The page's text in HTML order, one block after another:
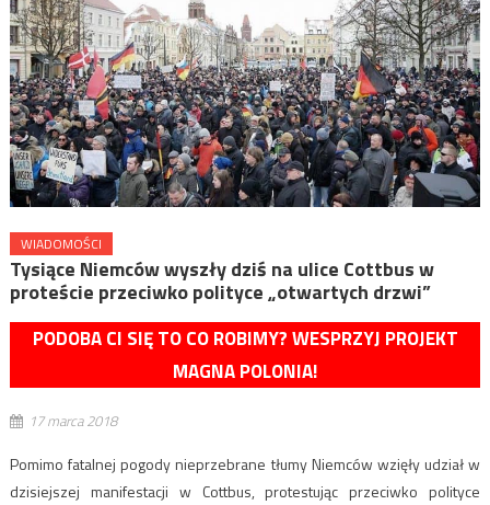
WIADOMOŚCI
Tysiące Niemców wyszły dziś na ulice Cottbus w
proteście przeciwko polityce „otwartych drzwi”
PODOBA CI SIĘ TO CO ROBIMY? WESPRZYJ PROJEKT
MAGNA POLONIA!
17 marca 2018
Pomimo fatalnej pogody nieprzebrane tłumy Niemców wzięły udział w
dzisiejszej manifestacji w Cottbus, protestując przeciwko polityce